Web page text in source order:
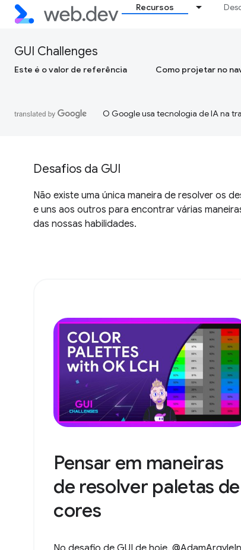
Recursos
GUI Challenges
Este é o valor de referência Como projetar no
O Google usa tecnologia de IA na
Desafios da GUI
Não existe uma única maneira de resolver os
e uns aos outros para encontrar várias
das nossas habilidades.
Pensar em maneiras
de resolver paletas de
cores